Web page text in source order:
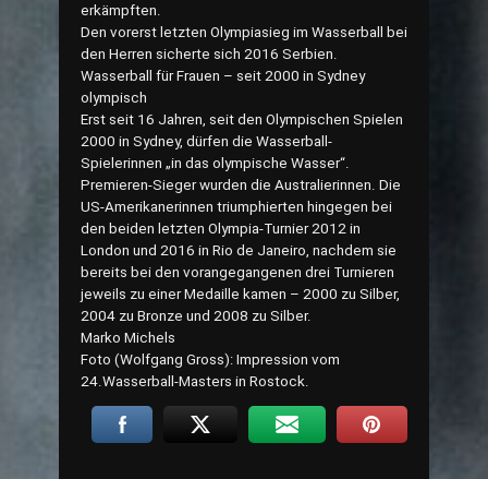
erkämpften.
Den vorerst letzten Olympiasieg im Wasserball bei
den Herren sicherte sich 2016 Serbien.
Wasserball für Frauen – seit 2000 in Sydney
olympisch
Erst seit 16 Jahren, seit den Olympischen Spielen
2000 in Sydney, dürfen die Wasserball-
Spielerinnen „in das olympische Wasser“.
Premieren-Sieger wurden die Australierinnen. Die
US-Amerikanerinnen triumphierten hingegen bei
den beiden letzten Olympia-Turnier 2012 in
London und 2016 in Rio de Janeiro, nachdem sie
bereits bei den vorangegangenen drei Turnieren
jeweils zu einer Medaille kamen – 2000 zu Silber,
2004 zu Bronze und 2008 zu Silber.
Marko Michels
Foto (Wolfgang Gross): Impression vom
24.Wasserball-Masters in Rostock.